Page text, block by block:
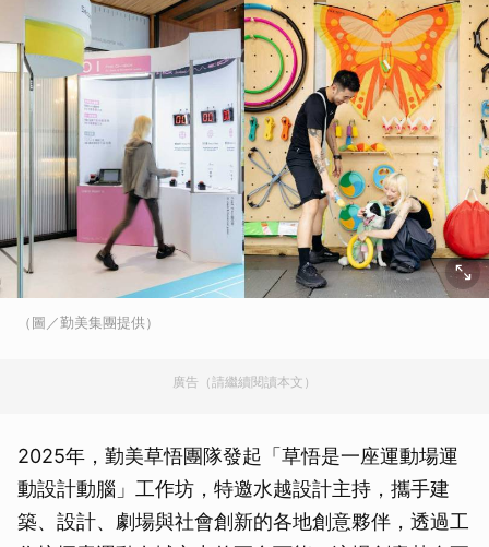
（圖／勤美集團提供）
廣告（請繼續閱讀本文）
2025年，勤美草悟團隊發起「草悟是一座運動場運
動設計動腦」工作坊，特邀水越設計主持，攜手建
築、設計、劇場與社會創新的各地創意夥伴，透過工